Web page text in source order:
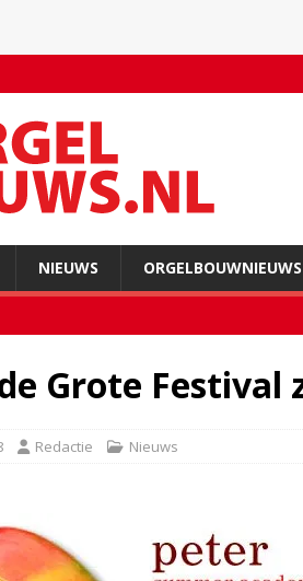
NIEUWS ORGELBOUWNIEUWS
Grote Festival
Redactie Nieuws